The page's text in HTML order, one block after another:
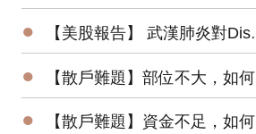
● 【美股報告】 武漢肺炎對Disney(DIS)2020第一季衝擊有多大？
● 【散戶難題】部位不大，如何增加投機功力？
● 【散戶難題】資金不足，如何快速累積財富？